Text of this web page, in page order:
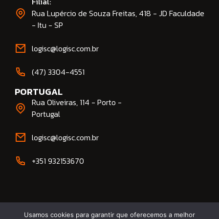
Rua Lupércio de Souza Freitas, 418 - JD Faculdade
- Itu - SP
logisc@logisc.com.br​
(47) 3304-4551​
PORTUGAL
Rua Oliveiras, 114 - Porto -
Portugal
logisc@logisc.com.br​
+351 932153670
Usamos cookies para garantir que oferecemos a melhor